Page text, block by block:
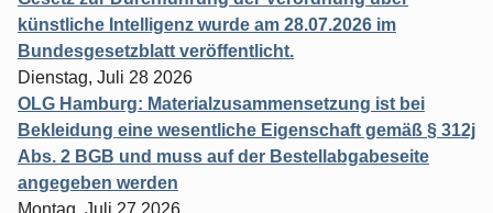
künstliche Intelligenz wurde am 28.07.2026 im
Bundesgesetzblatt veröffentlicht.
Dienstag, Juli 28 2026
OLG Hamburg: Materialzusammensetzung ist bei
Bekleidung eine wesentliche Eigenschaft gemäß § 312j
Abs. 2 BGB und muss auf der Bestellabgabeseite
angegeben werden
Montag, Juli 27 2026